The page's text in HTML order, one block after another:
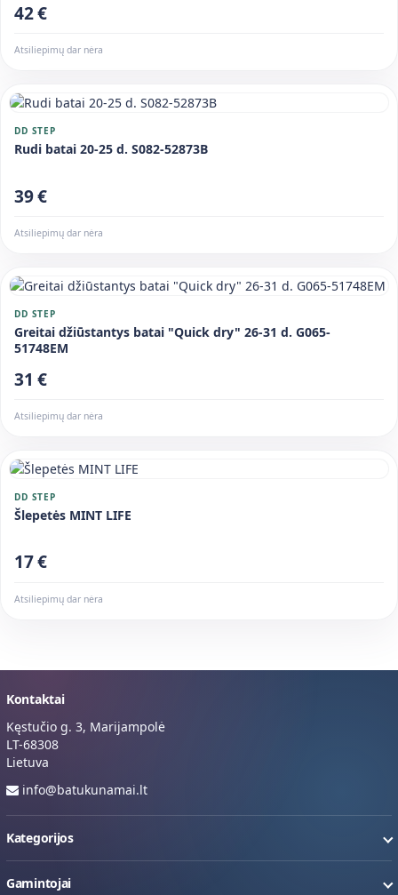
42 €
Atsiliepimų dar nėra
DD STEP
Rudi batai 20-25 d. S082-52873B
39 €
Atsiliepimų dar nėra
DD STEP
Greitai džiūstantys batai "Quick dry" 26-31 d. G065-
51748EM
31 €
Atsiliepimų dar nėra
DD STEP
Šlepetės MINT LIFE
17 €
Atsiliepimų dar nėra
Kontaktai
Kęstučio g. 3, Marijampolė
LT-68308
Lietuva
info@batukunamai.lt
Kategorijos
Gamintojai